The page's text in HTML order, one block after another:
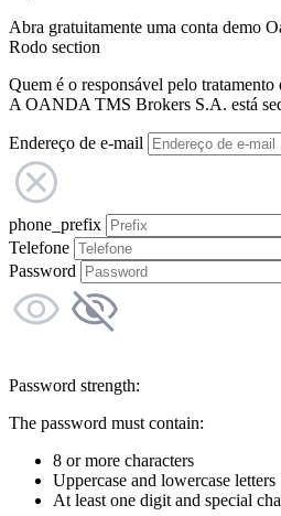
Abra gratuitamente uma conta demo
Rodo section
Quem é o responsável pelo tratamento
A OANDA TMS Brokers S.A. está
Endereço de e-mail
phone_prefix
Telefone
Password
Password strength:
The password must contain:
8 or more characters
Uppercase and lowercase letters
At least one digit and special